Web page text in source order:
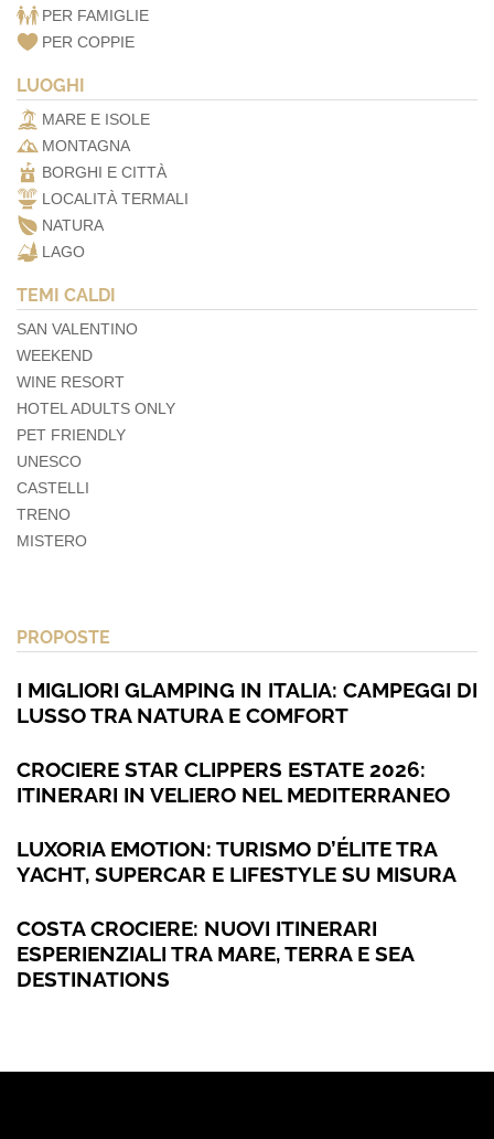
PER FAMIGLIE
PER COPPIE
LUOGHI
MARE E ISOLE
MONTAGNA
BORGHI E CITTÀ
LOCALITÀ TERMALI
NATURA
LAGO
TEMI CALDI
SAN VALENTINO
WEEKEND
WINE RESORT
HOTEL ADULTS ONLY
PET FRIENDLY
UNESCO
CASTELLI
TRENO
MISTERO
PROPOSTE
I MIGLIORI GLAMPING IN ITALIA: CAMPEGGI DI
LUSSO TRA NATURA E COMFORT
CROCIERE STAR CLIPPERS ESTATE 2026:
ITINERARI IN VELIERO NEL MEDITERRANEO
LUXORIA EMOTION: TURISMO D’ÉLITE TRA
YACHT, SUPERCAR E LIFESTYLE SU MISURA
COSTA CROCIERE: NUOVI ITINERARI
ESPERIENZIALI TRA MARE, TERRA E SEA
DESTINATIONS